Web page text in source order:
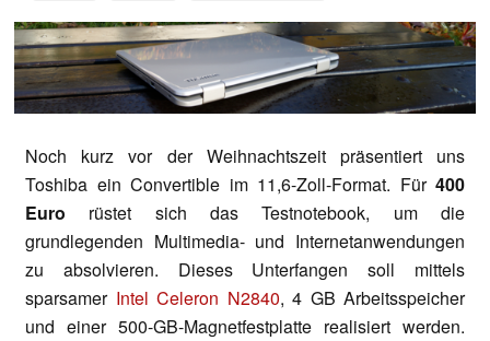
Noch kurz vor der Weihnachtszeit präsentiert uns
Toshiba ein Convertible im 11,6-Zoll-Format. Für 400
Euro rüstet sich das Testnotebook, um die
grundlegenden Multimedia- und Internetanwendungen
zu absolvieren. Dieses Unterfangen soll mittels
sparsamer Intel Celeron N2840, 4 GB Arbeitsspeicher
und einer 500-GB-Magnetfestplatte realisiert werden.